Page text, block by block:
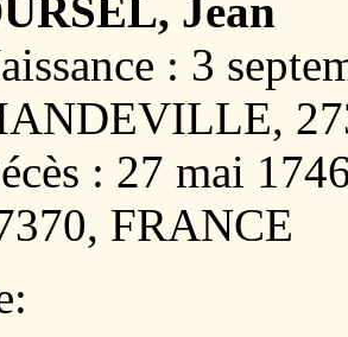
Jean
: 3
: 27 mai
FRANCE